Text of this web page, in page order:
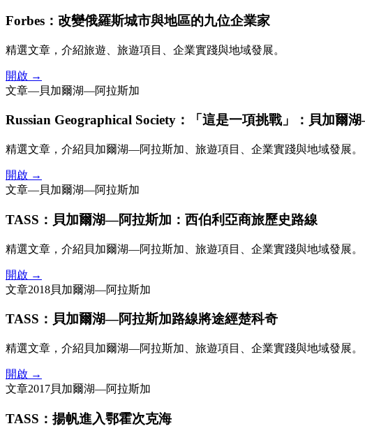
Forbes：改變俄羅斯城市與地區的九位企業家
精選文章，介紹旅遊、旅遊項目、企業實踐與地域發展。
開啟 →
文章—貝加爾湖—阿拉斯加
Russian Geographical Society：「這是一項挑戰」：貝加爾
精選文章，介紹貝加爾湖—阿拉斯加、旅遊項目、企業實踐與地域發展。
開啟 →
文章—貝加爾湖—阿拉斯加
TASS：貝加爾湖—阿拉斯加：西伯利亞商旅歷史路線
精選文章，介紹貝加爾湖—阿拉斯加、旅遊項目、企業實踐與地域發展。
開啟 →
文章2018貝加爾湖—阿拉斯加
TASS：貝加爾湖—阿拉斯加路線將途經楚科奇
精選文章，介紹貝加爾湖—阿拉斯加、旅遊項目、企業實踐與地域發展。
開啟 →
文章2017貝加爾湖—阿拉斯加
TASS：揚帆進入鄂霍次克海